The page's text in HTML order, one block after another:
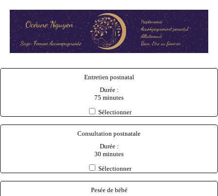
Entretien postnatal
Durée :
75 minutes
Sélectionner
Consultation postnatale
Durée :
30 minutes
Sélectionner
Pesée de bébé